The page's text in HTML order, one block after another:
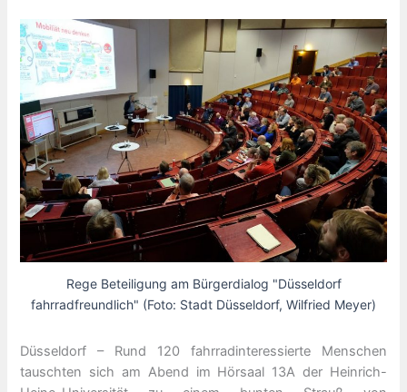
Rege Beteiligung am Bürgerdialog "Düsseldorf
fahrradfreundlich" (Foto: Stadt Düsseldorf, Wilfried Meyer)
Düsseldorf – Rund 120 fahrradinteressierte Menschen
tauschten sich am Abend im Hörsaal 13A der Heinrich-